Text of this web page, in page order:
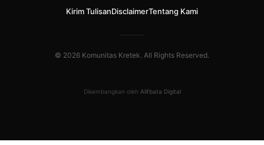
Kirim TulisanDisclaimerTentang Kami
© 2026 Komunitas Kretek. All Rights Reserved.
Dikembangkan oleh Alifbata Digital